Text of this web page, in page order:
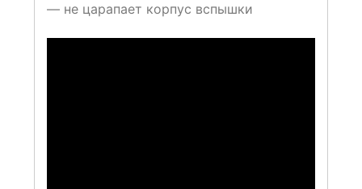
— не царапает корпус вспышки